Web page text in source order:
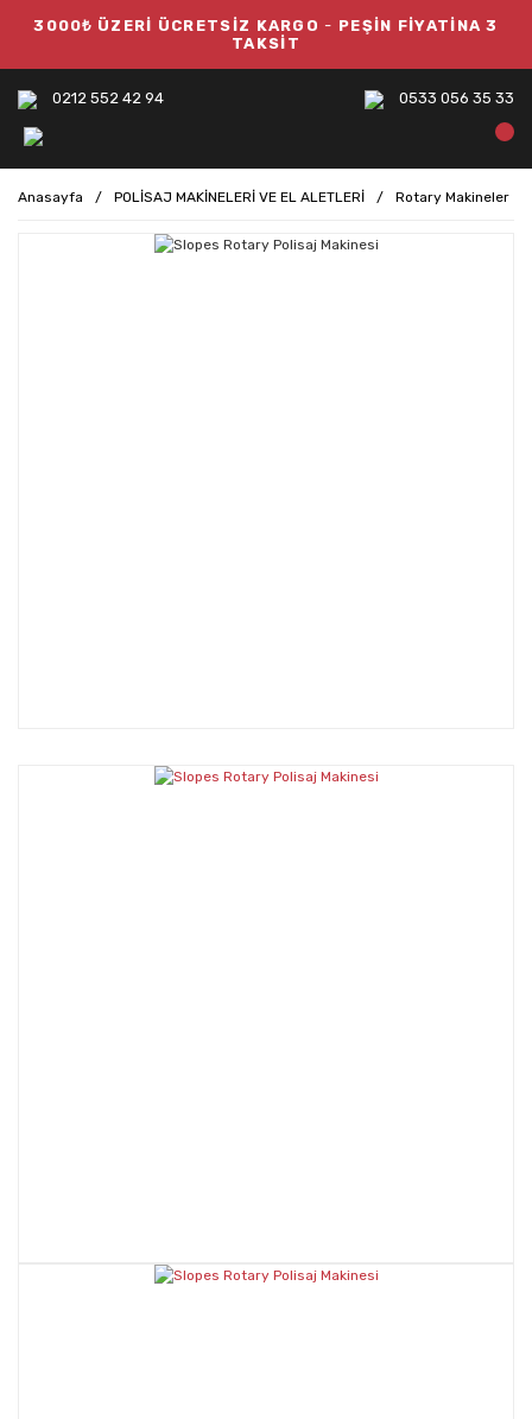
3000₺ ÜZERİ ÜCRETSİZ KARGO - PEŞİN FİYATİNA 3
TAKSİT
0212 552 42 94 0533 056 35 33
Anasayfa POLİSAJ MAKİNELERİ VE EL ALETLERİ Rotary Makineler